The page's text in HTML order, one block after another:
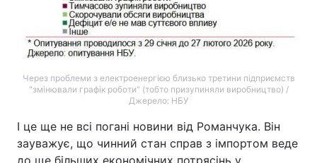
Через проблеми з електроенергією близько третини підприємств
"змінювали графік роботи" (тобто призупиняли виробництво) /
Джерело: НБУ
І це ще не всі погані новини від Романчука. Він
зауважує, що чинний стан справ з імпортом веде
до ще більших економічних потрясінь у